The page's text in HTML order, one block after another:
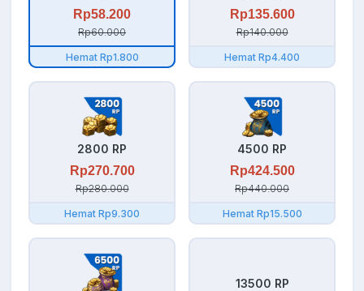
Rp58.200
Rp60.000
Hemat Rp1.800
Rp135.600
Rp140.000
Hemat Rp4.400
2800 RP
Rp270.700
Rp280.000
Hemat Rp9.300
4500 RP
Rp424.500
Rp440.000
Hemat Rp15.500
13500 RP